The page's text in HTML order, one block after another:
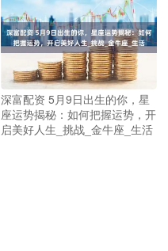
深富配资 5月9日出生的你，星
座运势揭秘：如何把握运势，开
启美好人生_挑战_金牛座_生活